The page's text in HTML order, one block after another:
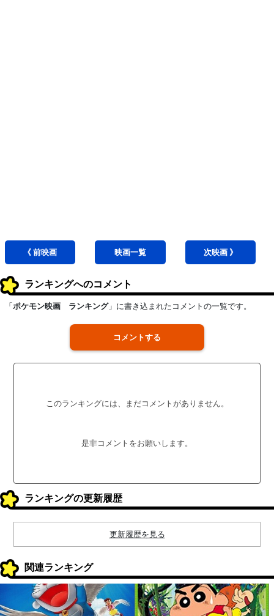
《 前映画 映画一覧 次映画》
ランキングへのコメント
「 ポケモン映画 ランキング」に書き込まれたコメントの一覧です。
コメントする
このランキングには、まだコメントがありません。
是非コメントをお願いします。
ランキングの更新履歴
更新履歴を見る
関連ランキング